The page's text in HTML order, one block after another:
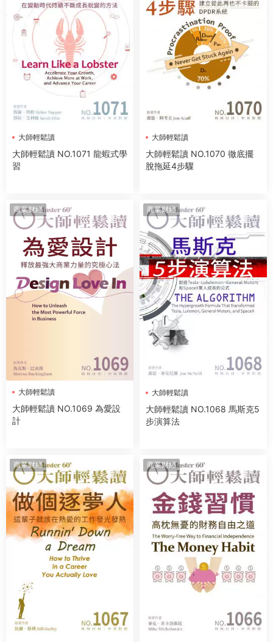
大師輕鬆讀
大師輕鬆讀 NO.1071 龍蝦式學
習
大師輕鬆讀
大師輕鬆讀 NO.1070 徹底擺
脫拖延4步驟
商業财經
大師輕鬆讀
大師輕鬆讀 NO.1069 為愛設
計
商業财經
大師輕鬆讀
大師輕鬆讀 NO.1068 馬斯克5
步演算法
商業财經 商業财經